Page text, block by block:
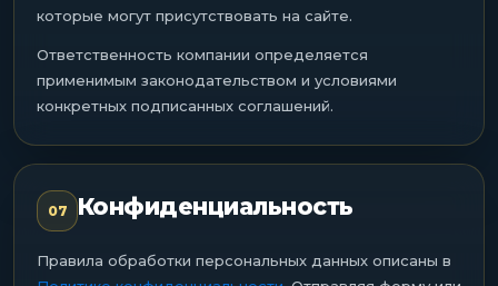
которые могут присутствовать на сайте.
Ответственность компании определяется
применимым законодательством и условиями
конкретных подписанных соглашений.
07 Конфиденциальность
Правила обработки персональных данных описаны в